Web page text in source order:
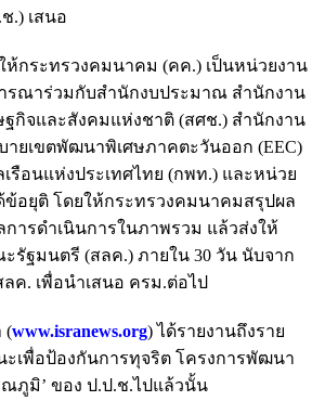
.) เสนอ
กระทรวงคมนาคม (คค.) เป็นหน่วยงาน
รณาร่วมกับสำนักงบประมาณ สำนักงาน
กิจและสังคมแห่งชาติ (สศช.) สำนักงาน
ยเขตพัฒนาพิเศษภาคตะวันออก (EEC)
รือนแห่งประเทศไทย (กพท.) และหน่วย
ข้อยุติ โดยให้กระทรวงคมนาคมสรุปผล
ารดำเนินการในภาพรวม แล้วส่งให้
รัฐมนตรี (สลค.) ภายใน 30 วัน นับจาก
ค. เพื่อนำเสนอ ครม.ต่อไป
(www.isranews.org) ได้รายงานถึงราย
ะเพื่อป้องกันการทุจริต โครงการพัฒนา
ภูมิ’ ของ ป.ป.ช.ไปแล้วนั้น